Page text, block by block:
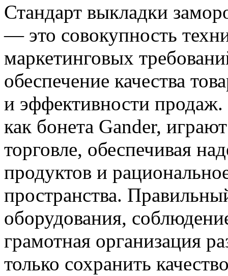
Стандарт выкладки
— это совокупность
маркетинговых
обеспечение качества
и эффективности
как бонета Gander,
торговле, обеспечивая
продуктов и
пространства.
оборудования,
грамотная организация
только сохранить